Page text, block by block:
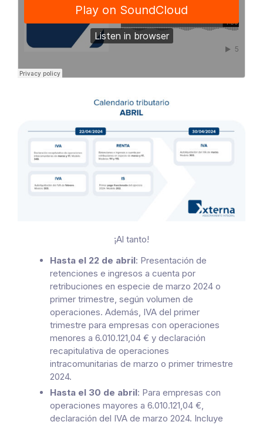
¡Al tanto!
Hasta el 22 de abril: Presentación de
retenciones e ingresos a cuenta por
retribuciones en especie de marzo 2024 o
primer trimestre, según volumen de
operaciones. Además, IVA del primer
trimestre para empresas con operaciones
menores a 6.010.121,04 € y declaración
recapitulativa de operaciones
intracomunitarias de marzo o primer trimestre
2024.
Hasta el 30 de abril: Para empresas con
operaciones mayores a 6.010.121,04 €,
declaración del IVA de marzo 2024. Incluye